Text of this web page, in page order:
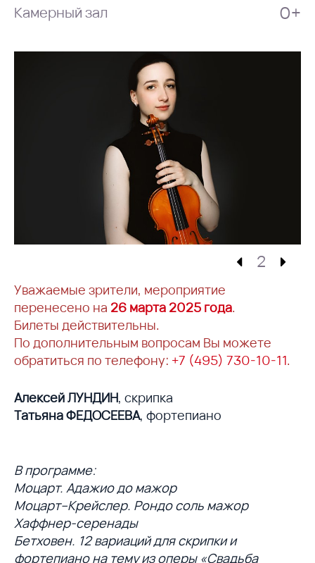
Камерный зал 0+
2
Уважаемые зрители, мероприятие
перенесено на 26 марта 2025 года.
Билеты действительны.
По дополнительным вопросам Вы можете
обратиться по телефону: +7 (495) 730-10-11.
Алексей ЛУНДИН, скрипка
Татьяна ФЕДОСЕЕВА, фортепиано
В программе:
Моцарт. Адажио до мажор
Моцарт–Крейслер. Рондо соль мажор
Хаффнер-серенады
Бетховен. 12 вариаций для скрипки и
фортепиано на тему из оперы «Свадьба